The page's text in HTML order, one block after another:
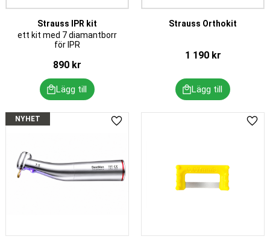
Strauss IPR kit
ett kit med 7 diamantborr
för IPR
890kr
Strauss Orthokit
1 190kr
NYHET
Lägg till i favoriter